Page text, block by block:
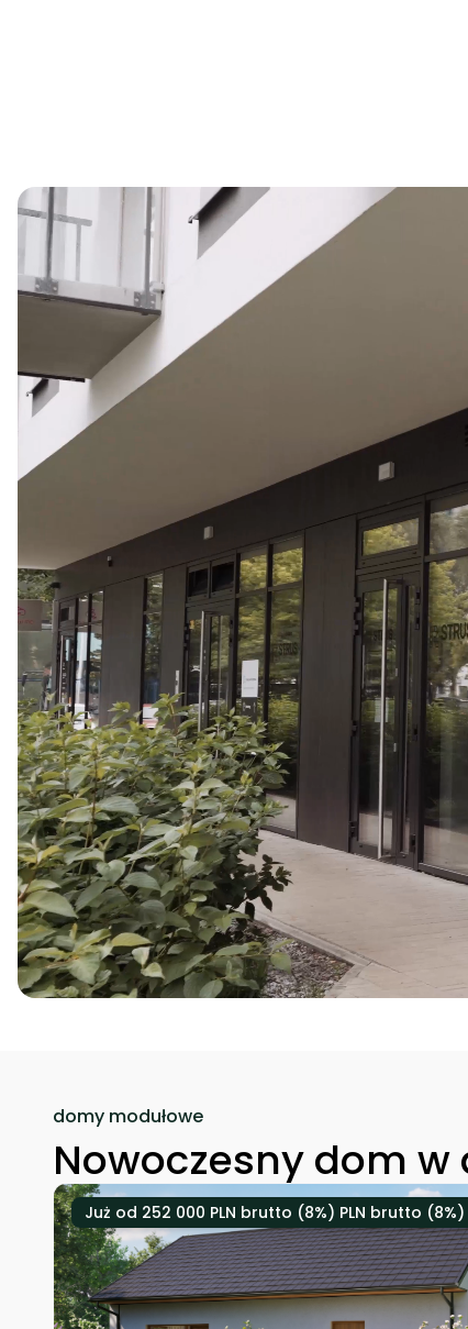
domy modułowe
Nowoczesny dom
Już od 252 000 PLN brutto (8%) PLN brutto (8%)